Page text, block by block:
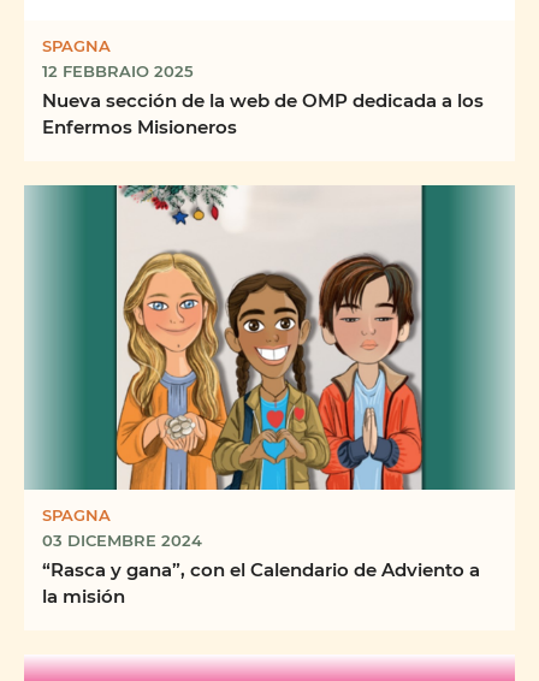
SPAGNA
12 FEBBRAIO 2025
Nueva sección de la web de OMP dedicada a los
Enfermos Misioneros
SPAGNA
03 DICEMBRE 2024
“Rasca y gana”, con el Calendario de Adviento a
la misión